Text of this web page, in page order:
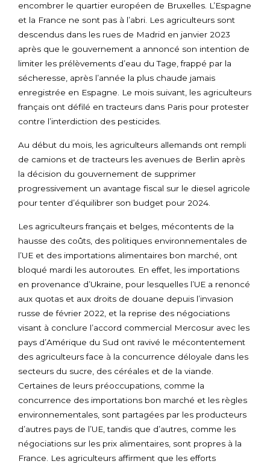
encombrer le quartier européen de Bruxelles. L’Espagne
et la France ne sont pas à l’abri. Les agriculteurs sont
descendus dans les rues de Madrid en janvier 2023
après que le gouvernement a annoncé son intention de
limiter les prélèvements d’eau du Tage, frappé par la
sécheresse, après l’année la plus chaude jamais
enregistrée en Espagne. Le mois suivant, les agriculteurs
français ont défilé en tracteurs dans Paris pour protester
contre l’interdiction des pesticides.
Au début du mois, les agriculteurs allemands ont rempli
de camions et de tracteurs les avenues de Berlin après
la décision du gouvernement de supprimer
progressivement un avantage fiscal sur le diesel agricole
pour tenter d’équilibrer son budget pour 2024.
Les agriculteurs français et belges, mécontents de la
hausse des coûts, des politiques environnementales de
l’UE et des importations alimentaires bon marché, ont
bloqué mardi les autoroutes. En effet, les importations
en provenance d’Ukraine, pour lesquelles l’UE a renoncé
aux quotas et aux droits de douane depuis l’invasion
russe de février 2022, et la reprise des négociations
visant à conclure l’accord commercial Mercosur avec les
pays d’Amérique du Sud ont ravivé le mécontentement
des agriculteurs face à la concurrence déloyale dans les
secteurs du sucre, des céréales et de la viande.
Certaines de leurs préoccupations, comme la
concurrence des importations bon marché et les règles
environnementales, sont partagées par les producteurs
d’autres pays de l’UE, tandis que d’autres, comme les
négociations sur les prix alimentaires, sont propres à la
France. Les agriculteurs affirment que les efforts